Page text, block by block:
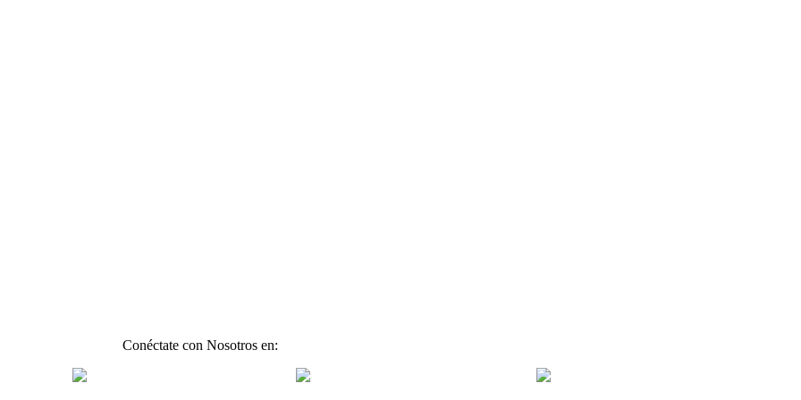
Conéctate con Nosotros en: